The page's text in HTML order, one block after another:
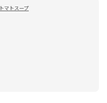
トマトスープ